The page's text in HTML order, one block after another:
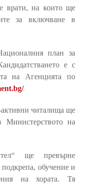
врати, на които ще
за включване в
план за
е с
на Агенцията по
активни читалища ще
Министерството на
ще превърне
обучение и
на хората. Тя